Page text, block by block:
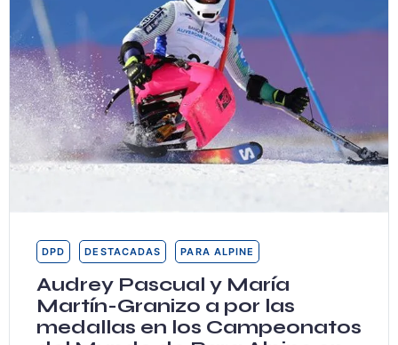
DPD DESTACADAS PARA ALPINE
Audrey Pascual y María
Martín-Granizo a por las
medallas en los Campeonatos